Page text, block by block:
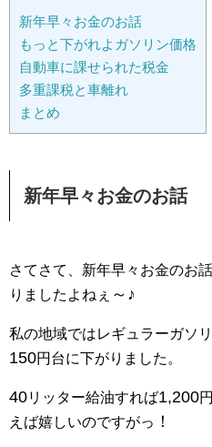
新年早々お金のお話
もっと下がれよガソリン価格
自動車に課せられた税金
多重課税と車離れ
まとめ
新年早々お金のお話
さてさて、新年早々お金のお
りましたよねぇ ～♪
私の地域ではレギュラーガソ
150円台に下がりました。
40リッター給油すれば1,200
えば嬉しいのですがっ ！